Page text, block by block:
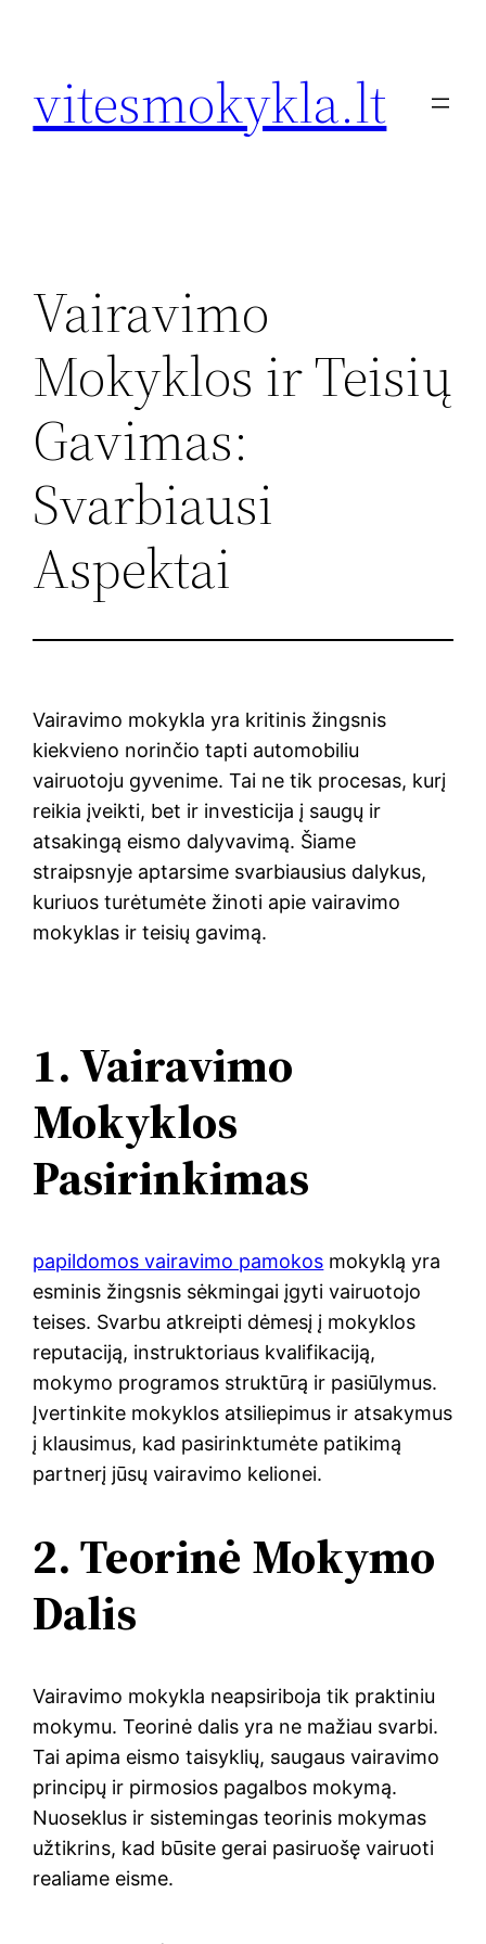
vitesmokykla.lt
Vairavimo
Mokyklos ir Teisių
Gavimas:
Svarbiausi
Aspektai
Vairavimo mokykla yra kritinis žingsnis
kiekvieno norinčio tapti automobiliu
vairuotoju gyvenime. Tai ne tik procesas, kurį
reikia įveikti, bet ir investicija į saugų ir
atsakingą eismo dalyvavimą. Šiame
straipsnyje aptarsime svarbiausius dalykus,
kuriuos turėtumėte žinoti apie vairavimo
mokyklas ir teisių gavimą.
1. Vairavimo
Mokyklos
Pasirinkimas
papildomos vairavimo pamokos mokyklą yra
esminis žingsnis sėkmingai įgyti vairuotojo
teises. Svarbu atkreipti dėmesį į mokyklos
reputaciją, instruktoriaus kvalifikaciją,
mokymo programos struktūrą ir pasiūlymus.
Įvertinkite mokyklos atsiliepimus ir atsakymus
į klausimus, kad pasirinktumėte patikimą
partnerį jūsų vairavimo kelionei.
2. Teorinė Mokymo
Dalis
Vairavimo mokykla neapsiriboja tik praktiniu
mokymu. Teorinė dalis yra ne mažiau svarbi.
Tai apima eismo taisyklių, saugaus vairavimo
principų ir pirmosios pagalbos mokymą.
Nuoseklus ir sistemingas teorinis mokymas
užtikrins, kad būsite gerai pasiruošę vairuoti
realiame eisme.